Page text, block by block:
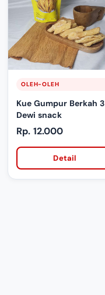
OLEH-OLEH
Kue Gumpur Berkah 3
Dewi snack
Rp. 12.000
Detail